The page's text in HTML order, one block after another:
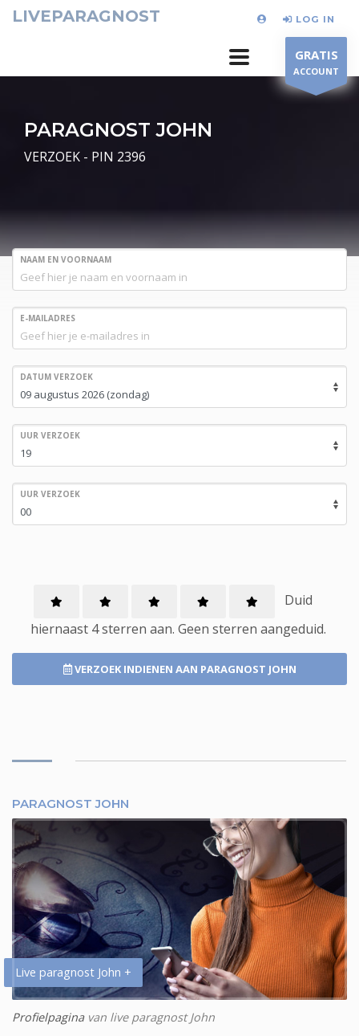
LIVEPARAGNOST LOG IN
GRATIS
ACCOUNT
PARAGNOST JOHN
VERZOEK - PIN 2396
NAAM EN VOORNAAM
E-MAILADRES
DATUM VERZOEK
UUR VERZOEK
UUR VERZOEK
Duid
hiernaast 4 sterren aan. Geen sterren aangeduid.
VERZOEK INDIENEN AAN PARAGNOST JOHN
PARAGNOST JOHN
Live paragnost John +
Profielpaginavan live paragnost John